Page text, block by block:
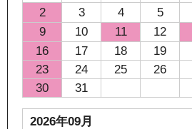
2
3 4 5
9
10 11 12
16
17 18 19
23
24 25 26
30
31
2026年09月